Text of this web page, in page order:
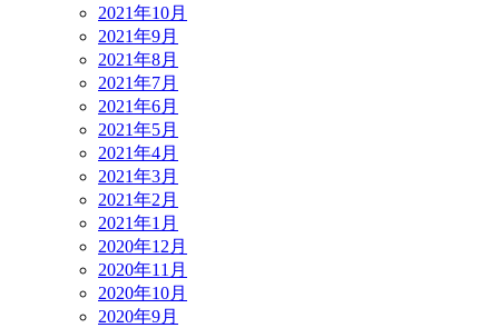
2021年10月
2021年9月
2021年8月
2021年7月
2021年6月
2021年5月
2021年4月
2021年3月
2021年2月
2021年1月
2020年12月
2020年11月
2020年10月
2020年9月